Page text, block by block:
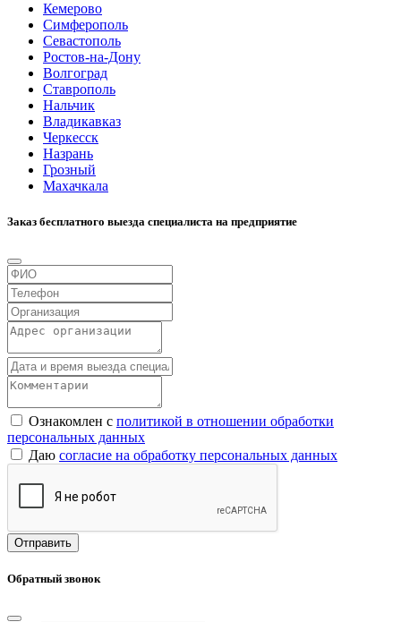
Кемерово
Симферополь
Севастополь
Ростов-на-Дону
Волгоград
Ставрополь
Нальчик
Владикавказ
Черкесск
Назрань
Грозный
Махачкала
Заказ бесплатного выезда специалиста на предприятие
Ознакомлен с политикой в отношении обработки
персональных данных
Даю согласие на обработку персональных данных
Обратный звонок